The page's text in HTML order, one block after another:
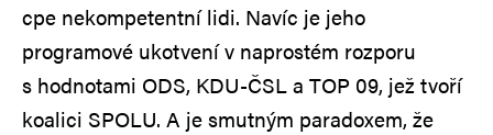
cpe nekompetentní lidi. Navíc je jeho
programové ukotvení v naprostém rozporu
s hodnotami ODS, KDU-ČSL a TOP 09, jež tvoří
koalici SPOLU. A je smutným paradoxem, že